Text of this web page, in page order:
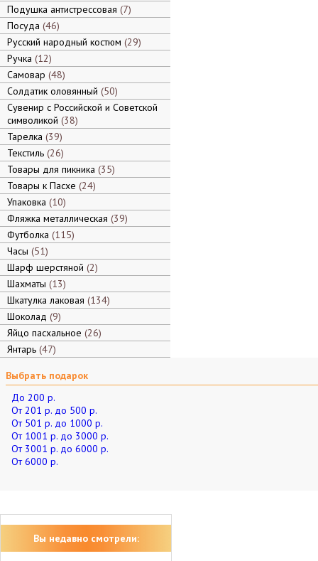
Подушка антистрессовая 7
Посуда 46
Русский народный костюм 29
Ручка 12
Самовар 48
Солдатик оловянный 50
Сувенир с Российской и Советской
символикой 38
Тарелка 39
Текстиль 26
Товары для пикника 35
Товары к Пасхе 24
Упаковка 10
Фляжка металлическая 39
Футболка 115
Часы 51
Шарф шерстяной 2
Шахматы 13
Шкатулка лаковая 134
Шоколад 9
Яйцо пасхальное 26
Янтарь 47
Выбрать подарок
До 200 р.
От 201 р. до 500 р.
От 501 р. до 1000 р.
От 1001 р. до 3000 р.
От 3001 р. до 6000 р.
От 6000 р.
Вы недавно смотрели: